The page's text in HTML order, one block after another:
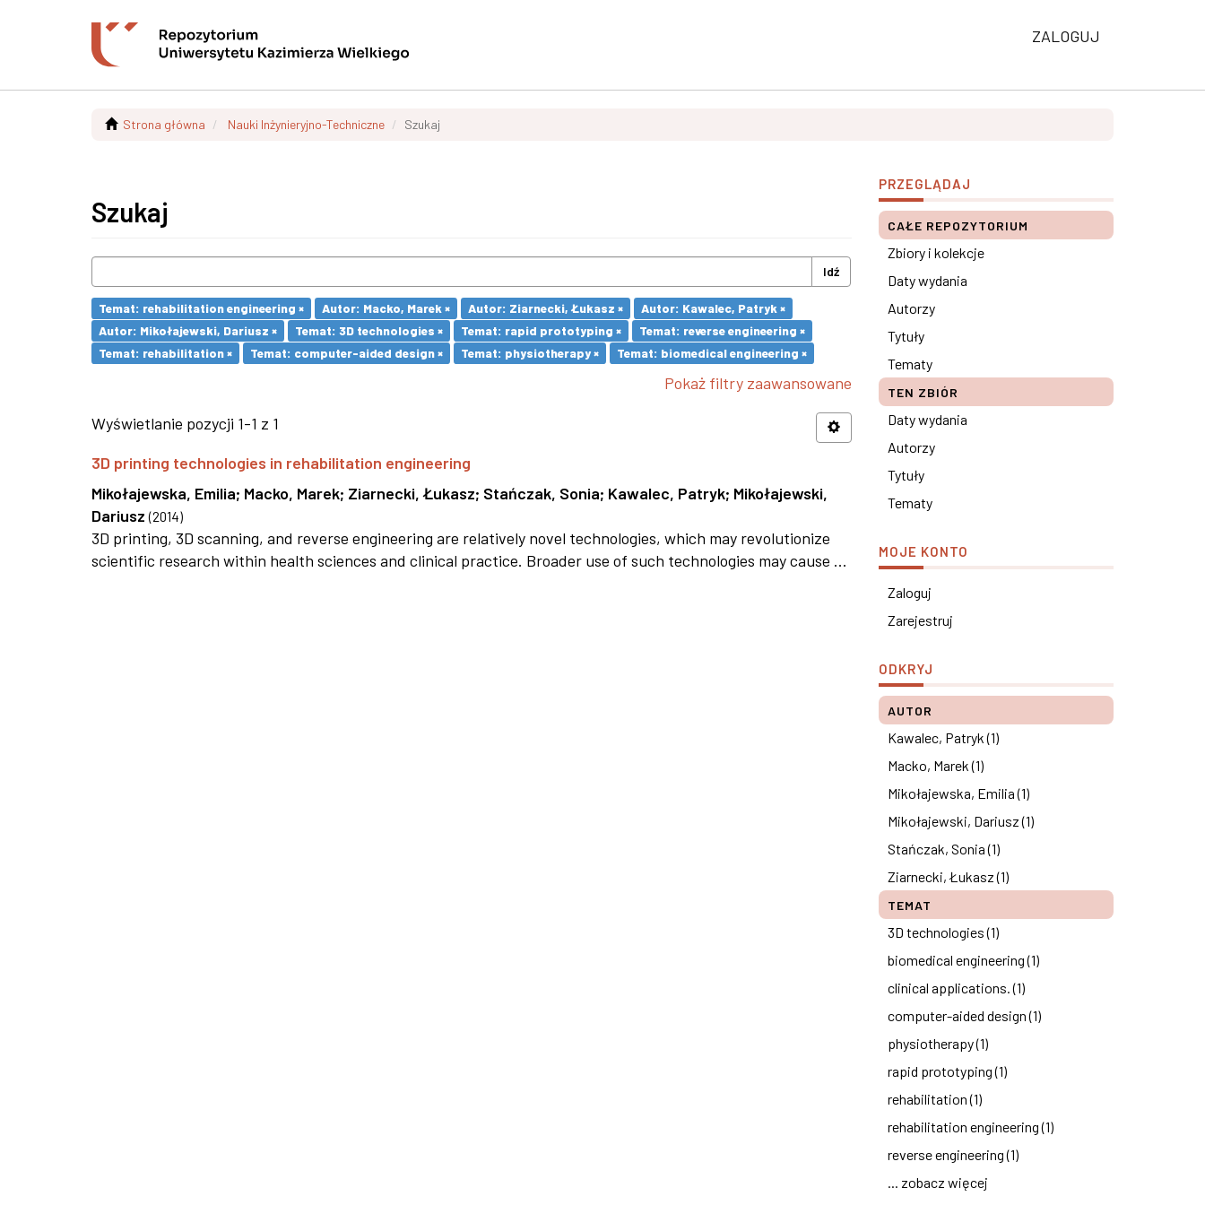
ZALOGUJ
Strona główna Nauki Inżynieryjno-Techniczne Szukaj
Szukaj
Idź
Temat: rehabilitation engineering × Autor: Macko, Marek × Autor: Ziarnecki, Łukasz ×
Autor: Kawalec, Patryk ×
Autor: Mikołajewski, Dariusz ×
Temat: 3D technologies × Temat: rapid prototyping ×
Temat: reverse engineering ×
Temat: rehabilitation ×
Temat: computer-aided design × Temat: physiotherapy × Temat: biomedical engineering ×
Pokaż filtry zaawansowane
Wyświetlanie pozycji 1-1 z 1
3D printing technologies in rehabilitation engineering
Mikołajewska, Emilia; Macko, Marek; Ziarnecki, Łukasz; Stańczak, Sonia; Kawalec, Patryk; Mikołajewski,
Dariusz (2014)
3D printing, 3D scanning, and reverse engineering are relatively novel technologies, which may revolutionize
scientific research within health sciences and clinical practice. Broader use of such technologies may cause ...
PRZEGLĄDAJ
CAŁE REPOZYTORIUM
Zbiory i kolekcje
Daty wydania
Autorzy
Tytuły
Tematy
TEN ZBIÓR
Daty wydania
Autorzy
Tytuły
Tematy
MOJE KONTO
Zaloguj
Zarejestruj
ODKRYJ
AUTOR
Kawalec, Patryk (1)
Macko, Marek (1)
Mikołajewska, Emilia (1)
Mikołajewski, Dariusz (1)
Stańczak, Sonia (1)
Ziarnecki, Łukasz (1)
TEMAT
3D technologies (1)
biomedical engineering (1)
clinical applications. (1)
computer-aided design (1)
physiotherapy (1)
rapid prototyping (1)
rehabilitation (1)
rehabilitation engineering (1)
reverse engineering (1)
... zobacz więcej